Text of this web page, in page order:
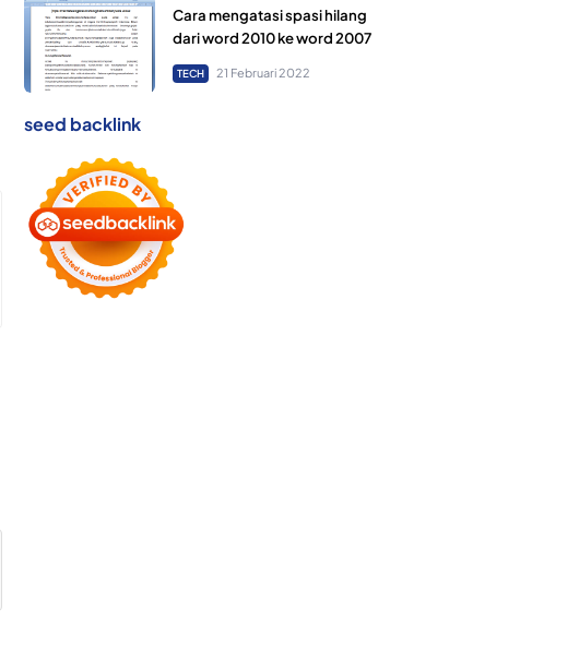
Cara mengatasi spasi hilang
dari word 2010 ke word 2007
TECH 21 Februari 2022
seed backlink